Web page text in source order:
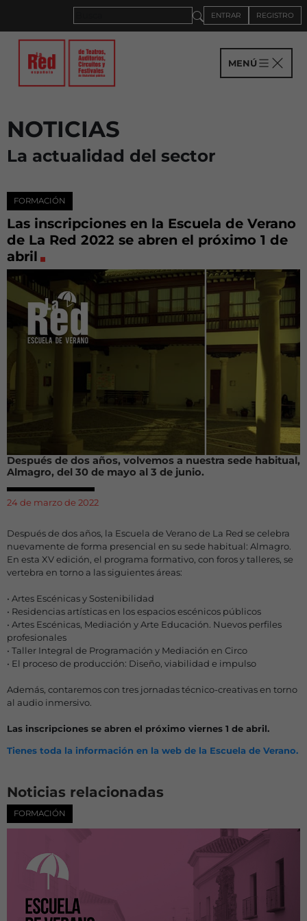
ENTRAR REGISTRO
MENÚ
NOTICIAS
La actualidad del sector
FORMACIÓN
Las inscripciones en la Escuela de Verano
de La Red 2022 se abren el próximo 1 de
abril
Después de dos años, volvemos a nuestra sede habitual,
Almagro, del 30 de mayo al 3 de junio.
24 de marzo de 2022
Después de dos años, la Escuela de Verano de La Red se celebra
nuevamente de forma presencial en su sede habitual: Almagro.
En esta XV edición, el programa formativo, con foros y talleres, se
vertebra en torno a las siguientes áreas:
• Artes Escénicas y Sostenibilidad
• Residencias artísticas en los espacios escénicos públicos
• Artes Escénicas, Mediación y Arte Educación. Nuevos perfiles
profesionales
• Taller Integral de Programación y Mediación en Circo
• El proceso de producción: Diseño, viabilidad e impulso
Además, contaremos con tres jornadas técnico-creativas en torno
al audio inmersivo.
Las inscripciones se abren el próximo viernes 1 de abril.
Tienes toda la información en la web de la Escuela de Verano.
Noticias relacionadas
FORMACIÓN